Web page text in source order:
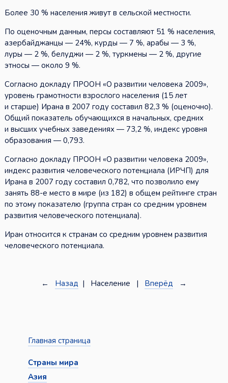
Более 30 % населения живут в сельской местности.
По оценочным данным, персы составляют 51 % населения,
азербайджанцы — 24%, курды — 7 %, арабы — 3 %,
луры — 2 %, белуджи — 2 %, туркмены — 2 %, другие
этносы — около 9 %.
Согласно докладу ПРООН «О развитии человека 2009»,
уровень грамотности взрослого населения (15 лет
и старше) Ирана в 2007 году составил 82,3 % (оценочно).
Общий показатель обучающихся в начальных, средних
и высших учебных заведениях — 73,2 %, индекс уровня
образования — 0,793.
Согласно докладу ПРООН «О развитии человека 2009»,
индекс развития человеческого потенциала (ИРЧП) для
Ирана в 2007 году составил 0,782, что позволило ему
занять 88-е место в мире (из 182) в общем рейтинге стран
по этому показателю (группа стран со средним уровнем
развития человеческого потенциала).
Иран относится к странам со средним уровнем развития
человеческого потенциала.
← Назад | Население | Вперёд →
Главная страница
Страны мира
Азия